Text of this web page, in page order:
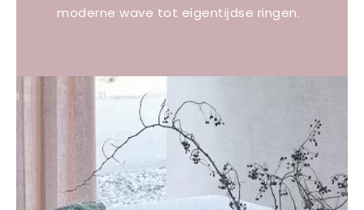
moderne wave tot eigentijdse ringen.